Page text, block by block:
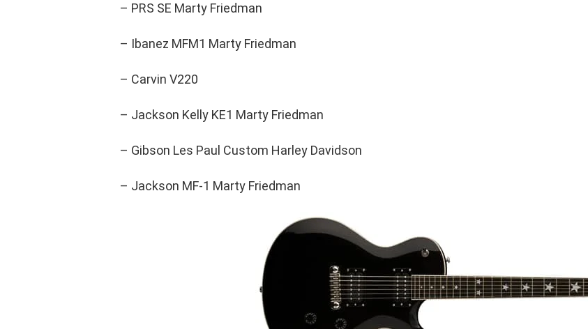
– PRS SE Marty Friedman
– Ibanez MFM1 Marty Friedman
– Carvin V220
– Jackson Kelly KE1 Marty Friedman
– Gibson Les Paul Custom Harley Davidson
– Jackson MF-1 Marty Friedman